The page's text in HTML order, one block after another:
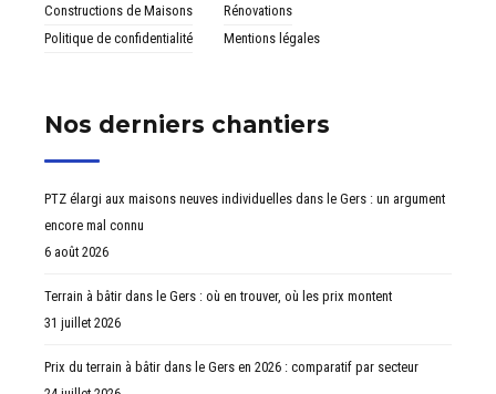
Constructions de Maisons
Rénovations
Politique de confidentialité
Mentions légales
Nos derniers chantiers
PTZ élargi aux maisons neuves individuelles dans le Gers : un argument
encore mal connu
6 août 2026
Terrain à bâtir dans le Gers : où en trouver, où les prix montent
31 juillet 2026
Prix du terrain à bâtir dans le Gers en 2026 : comparatif par secteur